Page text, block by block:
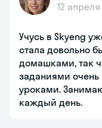
12
Учусь в Skyeng
стала довольно
домашками, так
заданиями очень
уроками.
каждый день.